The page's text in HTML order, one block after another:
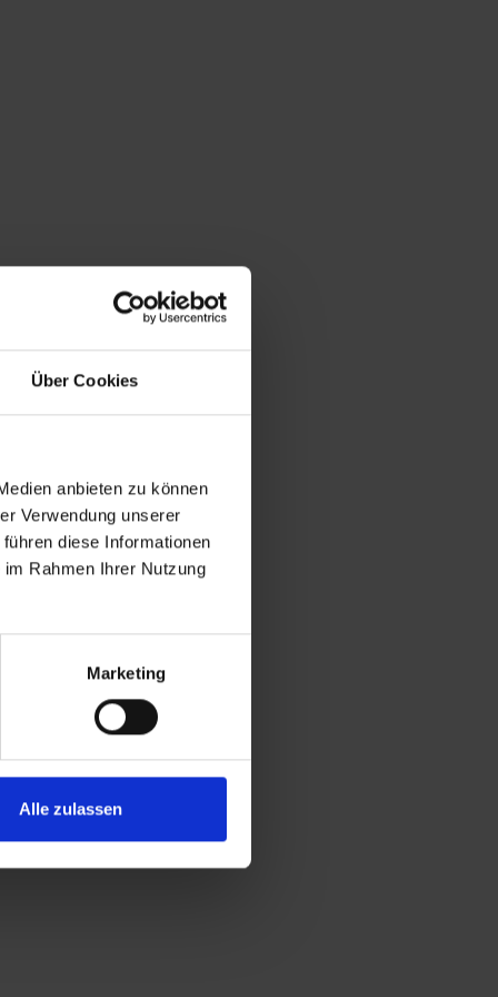
Über Cookies
anbieten zu können
Verwendung unserer
diese Informationen
Rahmen Ihrer Nutzung
Marketing
Alle zulassen